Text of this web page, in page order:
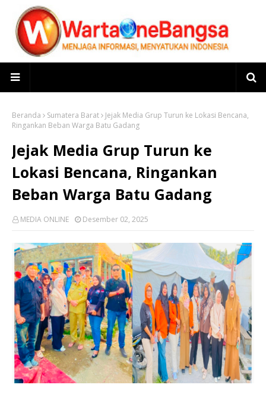
Beranda Sumatera Barat
Jejak Media Grup Turun ke Lokasi Bencana,
Ringankan Beban Warga Batu Gadang
Jejak Media Grup Turun ke
Lokasi Bencana, Ringankan
Beban Warga Batu Gadang
MEDIA ONLINE Desember 02, 2025